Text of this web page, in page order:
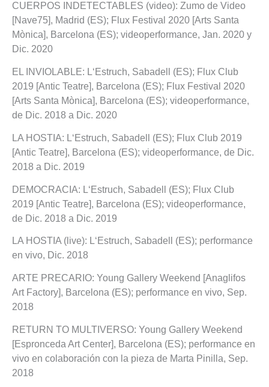
CUERPOS INDETECTABLES (video): Zumo de Video
[Nave75], Madrid (ES); Flux Festival 2020 [Arts Santa
Mònica], Barcelona (ES); videoperformance, Jan. 2020 y
Dic. 2020
EL INVIOLABLE: L‘Estruch, Sabadell (ES); Flux Club
2019 [Antic Teatre], Barcelona (ES); Flux Festival 2020
[Arts Santa Mònica], Barcelona (ES); videoperformance,
de Dic. 2018 a Dic. 2020
LA HOSTIA: L‘Estruch, Sabadell (ES); Flux Club 2019
[Antic Teatre], Barcelona (ES); videoperformance, de Dic.
2018 a Dic. 2019
DEMOCRACIA: L‘Estruch, Sabadell (ES); Flux Club
2019 [Antic Teatre], Barcelona (ES); videoperformance,
de Dic. 2018 a Dic. 2019
LA HOSTIA (live): L‘Estruch, Sabadell (ES); performance
en vivo, Dic. 2018
ARTE PRECARIO: Young Gallery Weekend [Anaglifos
Art Factory], Barcelona (ES); performance en vivo, Sep.
2018
RETURN TO MULTIVERSO: Young Gallery Weekend
[Espronceda Art Center], Barcelona (ES); performance en
vivo en colaboración con la pieza de Marta Pinilla, Sep.
2018